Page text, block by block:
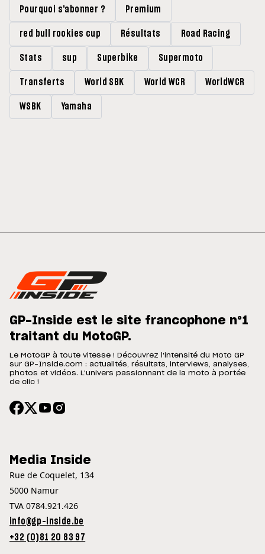
Pourquoi s'abonner ? Premium
red bull rookies cup Résultats Road Racing
Stats sup Superbike Supermoto
Transferts World SBK World WCR WorldWCR
WSBK Yamaha
GP-Inside est le site francophone n°1
traitant du MotoGP.
Le MotoGP à toute vitesse ! Découvrez l'intensité du Moto GP
sur GP-Inside.com : actualités, résultats, interviews, analyses,
photos et vidéos. L'univers passionnant de la moto à portée
de clic !
Media Inside
Rue de Coquelet, 134
5000 Namur
TVA 0784.921.426
info@gp-inside.be
+32 (0)81 20 83 97